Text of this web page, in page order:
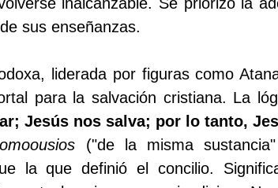
sus enseñanzas.
liderada por figuras como
para la salvación cristiana. La
Jesús nos salva; por lo tanto,
("de la misma
la que definió el concilio.